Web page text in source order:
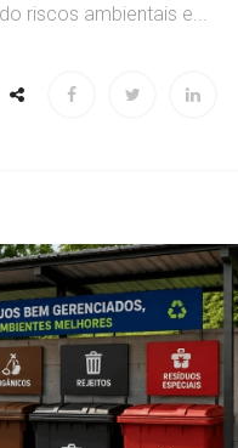
riscos ambientais e...